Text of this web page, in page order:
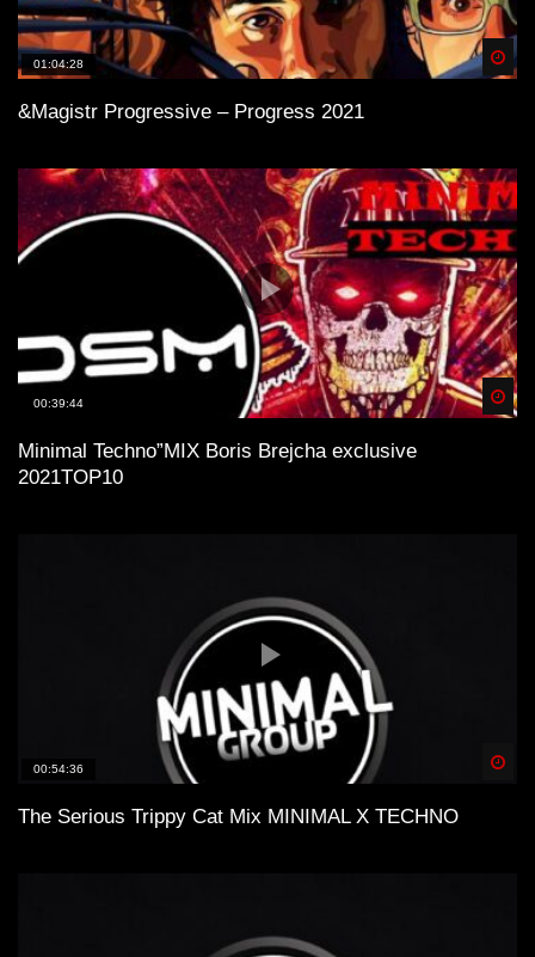
01:04:28
&Magistr Progressive – Progress 2021
00:39:44
Minimal Technо”MIX Boris Brejcha exclusive
2021TOP10
00:54:36
The Serious Trippy Cat Mix MINIMAL X TECHNO